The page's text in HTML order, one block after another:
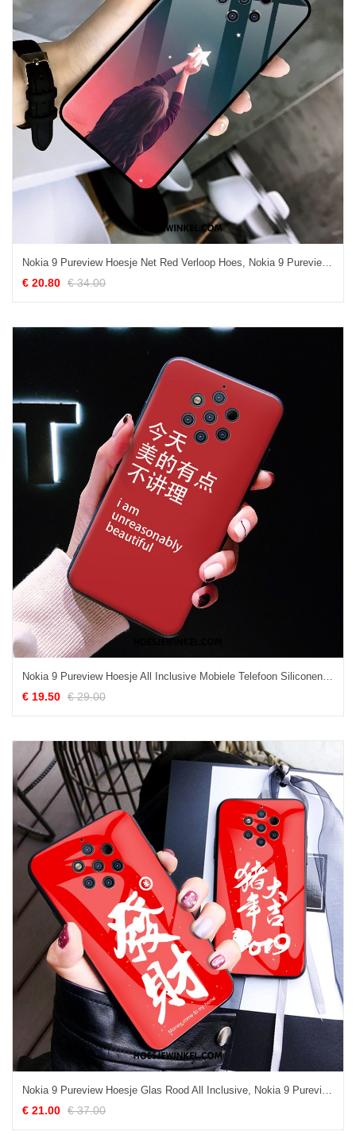
Nokia 9 Pureview Hoesje Net Red Verloop Hoes, Nokia 9 Pureview Hoesje Ster Trend
€ 20.80 € 34.00
Nokia 9 Pureview Hoesje All Inclusive Mobiele Telefoon Siliconen, Nokia 9 Pureview Hoesje Net Red Trend
€ 19.50 € 29.00
Nokia 9 Pureview Hoesje Glas Rood All Inclusive, Nokia 9 Pureview Hoesje Hoes Kunst
€ 21.00 € 37.00